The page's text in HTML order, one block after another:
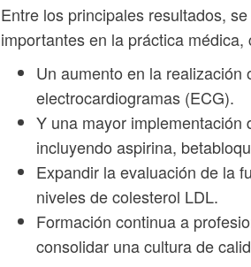
Entre los principales resultados,
importantes en la práctica médica,
Un aumento en la realización
electrocardiogramas (ECG).
Y una mayor implementación
incluyendo aspirina,
Expandir la evaluación de la
niveles de colesterol LDL.
Formación continua a
consolidar una cultura de